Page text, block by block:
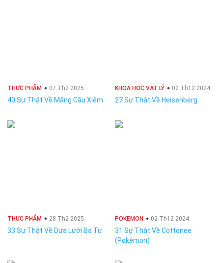
THỰC PHẨM 07 Th2 2025
40 Sự Thật Về Mãng Cầu Xiêm
KHOA HỌC VẬT LÝ 02 Th12 2024
27 Sự Thật Về Heisenberg
THỰC PHẨM 28 Th2 2025
33 Sự Thật Về Dưa Lưới Ba Tư
POKEMON 02 Th12 2024
31 Sự Thật Về Cottonee
(Pokémon)